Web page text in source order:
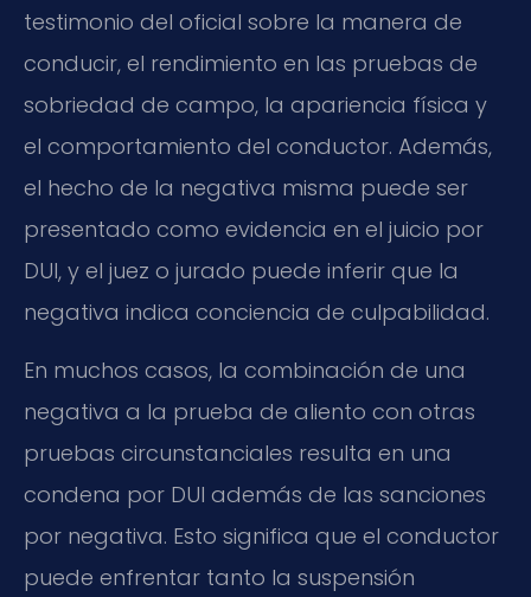
testimonio del oficial sobre la manera de
conducir, el rendimiento en las pruebas de
sobriedad de campo, la apariencia física y
el comportamiento del conductor. Además,
el hecho de la negativa misma puede ser
presentado como evidencia en el juicio por
DUI, y el juez o jurado puede inferir que la
negativa indica conciencia de culpabilidad.
En muchos casos, la combinación de una
negativa a la prueba de aliento con otras
pruebas circunstanciales resulta en una
condena por DUI además de las sanciones
por negativa. Esto significa que el conductor
puede enfrentar tanto la suspensión